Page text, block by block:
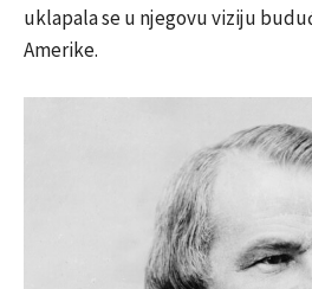
uklapala se u njegovu viziju
Amerike.